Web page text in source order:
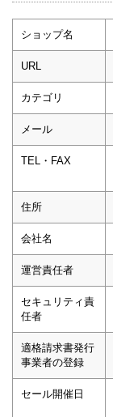
ショップ名
URL
カテゴリ
メール
TEL・FAX
住所
会社名
運営責任者
セキュリティ責
任者
適格請求書発行
事業者の登録
セール開催日